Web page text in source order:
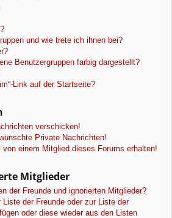
und wie trete ich ihnen bei?
Benutzergruppen farbig dargestellt?
Link auf der Startseite?
verschicken!
Private Nachrichten!
von einem Mitglied dieses Forums erhalten!
Mitglieder
der Freunde und ignorierten Mitglieder?
der Freunde oder zur Liste der
oder diese wieder aus den Listen